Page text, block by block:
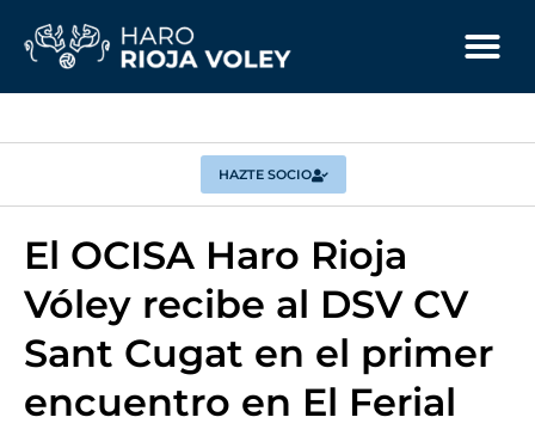
HAZTE SOCIO
El OCISA Haro Rioja
Vóley recibe al DSV CV
Sant Cugat en el primer
encuentro en El Ferial